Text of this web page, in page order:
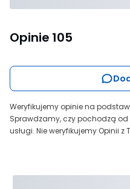
Opinie 105
Weryfikujemy opinie na
Sprawdzamy, czy pochodzą od
usługi. Nie weryfikujemy Opinii z